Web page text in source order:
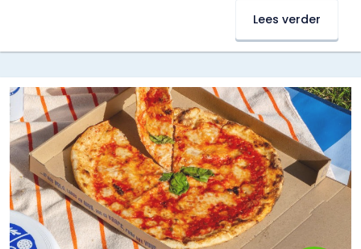
Lees verder